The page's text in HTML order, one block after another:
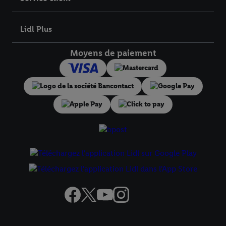
Lidl Plus
Moyens de paiement
informations sur la durée de conservation des données et votre
droit de révoquer votre consentement à tout moment avec effet
Vous trouverez les impressions ici.